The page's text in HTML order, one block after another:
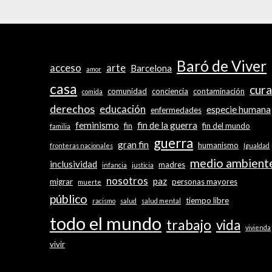
acceso amor arte Barcelona Baró de Viver
casa comida comunidad conciencia contaminación
derechos educación enfermedades especie humana
familia feminismo fin fin de la guerra fin del mundo
fronteras nacionales gran fin guerra humanismo Igualdad
inclusividad infancia justicia madres medio
migrar muerte nosotros paz personas mayores
público racismo salud salud mental tiempo libre
todo el mundo trabajo vida vivienda
vivir